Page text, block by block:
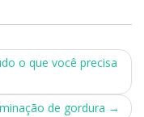
o que você precisa
de gordura →